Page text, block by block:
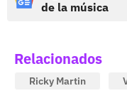
de la música
Relacionados
Ricky Martin